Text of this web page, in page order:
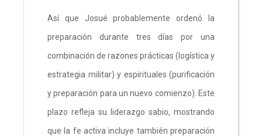
Así que Josué probablemente ordenó la
preparación durante tres días por una
combinación de razones prácticas (logística y
estrategia militar) y espirituales (purificación
y preparación para un nuevo comienzo). Este
plazo refleja su liderazgo sabio, mostrando
que la fe activa incluye también preparación